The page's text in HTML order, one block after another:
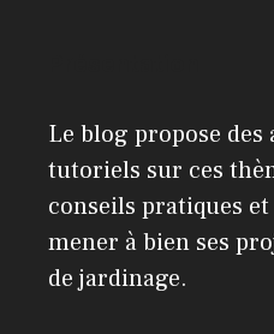
Le blog propose des
tutoriels sur ces
conseils pratiques
mener à bien ses
de jardinage.